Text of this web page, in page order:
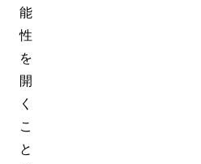
能
性
を
開
く
こ
と